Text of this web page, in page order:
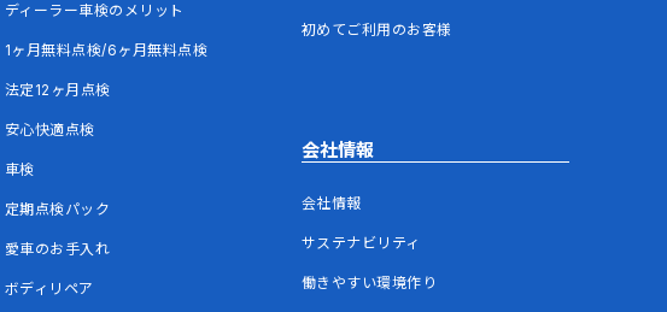
ディーラー車検のメリット
1ヶ月無料点検/6ヶ月無料点検
法定12ヶ月点検
安心快適点検
車検
定期点検パック
愛車のお手入れ
ボディリペア
初めてご利用のお客様
会社情報
会社情報
サステナビリティ
働きやすい環境作り